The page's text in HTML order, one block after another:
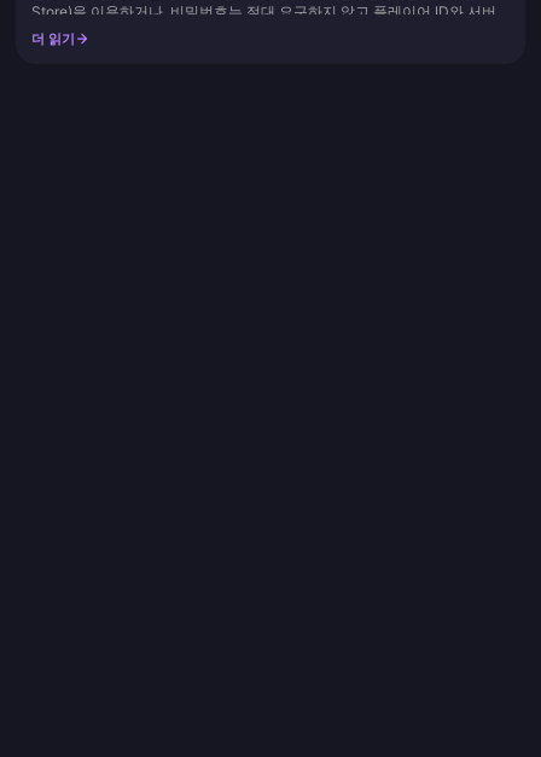
Store)을 이용하거나, 비밀번호는 절대 요구하지 않고 플레이어 ID와 서버
만 요구하는 평판 좋은 ID 기반 플랫폼을...
더 읽기